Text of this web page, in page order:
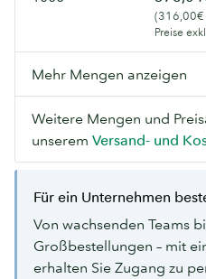
(316,00€
Preise
Mehr Mengen anzeigen
Weitere Mengen und
unserem Versand- und
Für ein Unternehmen
Von wachsenden Teams
Großbestellungen – mit
erhalten Sie Zugang zu